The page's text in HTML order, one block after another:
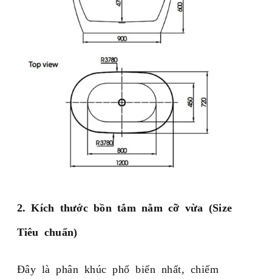
2. Kích thước bồn tắm nằm cỡ vừa (Size
Tiêu chuẩn)
Đây là phân khúc phổ biến nhất, chiếm